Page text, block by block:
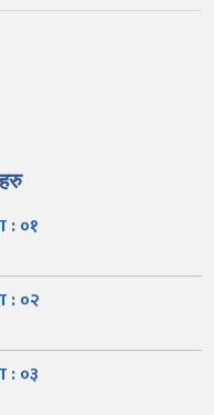
: ०१
: ०२
: ०३